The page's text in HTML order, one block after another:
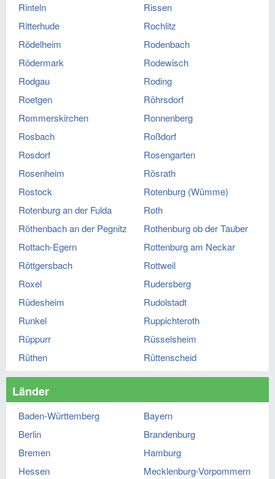
Rinteln
Rissen
Ritterhude
Rochlitz
Rödelheim
Rodenbach
Rödermark
Rodewisch
Rodgau
Roding
Roetgen
Röhrsdorf
Rommerskirchen
Ronnenberg
Rosbach
Roßdorf
Rosdorf
Rosengarten
Rosenheim
Rösrath
Rostock
Rotenburg (Wümme)
Rotenburg an der Fulda
Roth
Röthenbach an der Pegnitz
Rothenburg ob der Tauber
Rottach-Egern
Rottenburg am Neckar
Röttgersbach
Rottweil
Roxel
Rudersberg
Rüdesheim
Rudolstadt
Runkel
Ruppichteroth
Rüppurr
Rüsselsheim
Rüthen
Rüttenscheid
Länder
Baden-Württemberg
Bayern
Berlin
Brandenburg
Bremen
Hamburg
Hessen
Mecklenburg-Vorpommern